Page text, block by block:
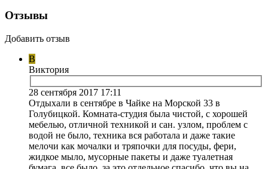
Отзывы
Добавить отзыв
В
Виктория
28 сентября 2017 17:11
Отдыхали в сентябре в Чайке на Морской 33 в
Голубицкой. Комната-студия была чистой, с хорошей
мебелью, отличной техникой и сан. узлом, проблем с
водой не было, техника вся работала и даже такие
мелочи как мочалки и тряпочки для посуды, фери,
жидкое мыло, мусорные пакеты и даже туалетная